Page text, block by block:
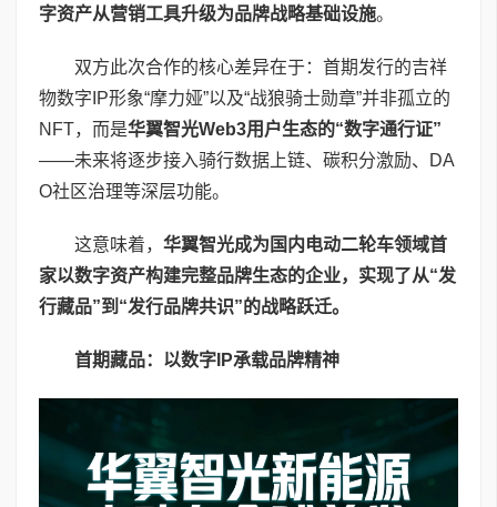
字资产从营销工具升级为品牌战略基础设施。
双方此次合作的核心差异在于：首期发行的吉祥
物数字IP形象“摩力娅”以及“战狼骑士勋章”并非孤立的
NFT，而是华翼智光Web3用户生态的“数字通行证”
——未来将逐步接入骑行数据上链、碳积分激励、DA
O社区治理等深层功能。
这意味着， 华翼智光成为国内电动二轮车领域首
家以数字资产构建完整品牌生态的企业，实现了从“发
行藏品”到“发行品牌共识”的战略跃迁。
首期藏品：以数字 IP承载品牌精神